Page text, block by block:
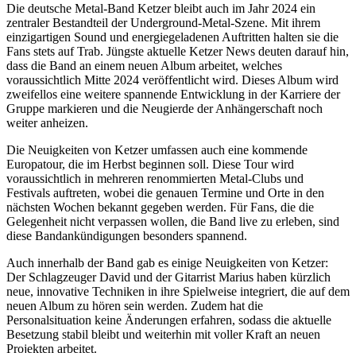
Die deutsche Metal-Band Ketzer bleibt auch im Jahr 2024 ein
zentraler Bestandteil der Underground-Metal-Szene. Mit ihrem
einzigartigen Sound und energiegeladenen Auftritten halten sie die
Fans stets auf Trab. Jüngste aktuelle Ketzer News deuten darauf hin,
dass die Band an einem neuen Album arbeitet, welches
voraussichtlich Mitte 2024 veröffentlicht wird. Dieses Album wird
zweifellos eine weitere spannende Entwicklung in der Karriere der
Gruppe markieren und die Neugierde der Anhängerschaft noch
weiter anheizen.
Die Neuigkeiten von Ketzer umfassen auch eine kommende
Europatour, die im Herbst beginnen soll. Diese Tour wird
voraussichtlich in mehreren renommierten Metal-Clubs und
Festivals auftreten, wobei die genauen Termine und Orte in den
nächsten Wochen bekannt gegeben werden. Für Fans, die die
Gelegenheit nicht verpassen wollen, die Band live zu erleben, sind
diese Bandankündigungen besonders spannend.
Auch innerhalb der Band gab es einige Neuigkeiten von Ketzer:
Der Schlagzeuger David und der Gitarrist Marius haben kürzlich
neue, innovative Techniken in ihre Spielweise integriert, die auf dem
neuen Album zu hören sein werden. Zudem hat die
Personalsituation keine Änderungen erfahren, sodass die aktuelle
Besetzung stabil bleibt und weiterhin mit voller Kraft an neuen
Projekten arbeitet.